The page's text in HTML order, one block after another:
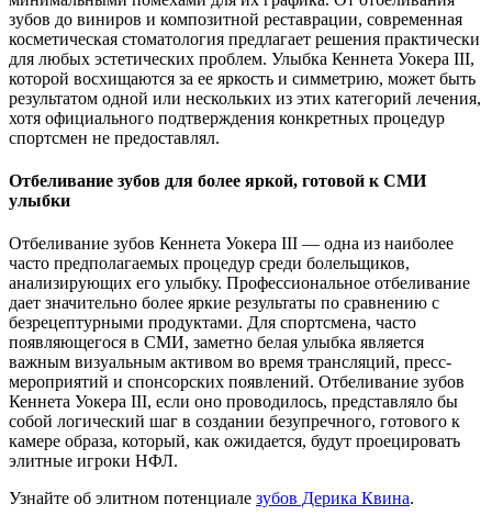
зубов до виниров и композитной реставрации, современная
косметическая стоматология предлагает решения практически
для любых эстетических проблем. Улыбка Кеннета Уокера III,
которой восхищаются за ее яркость и симметрию, может быть
результатом одной или нескольких из этих категорий лечения,
хотя официального подтверждения конкретных процедур
спортсмен не предоставлял.
Отбеливание зубов для более яркой, готовой к СМИ
улыбки
Отбеливание зубов Кеннета Уокера III — одна из наиболее
часто предполагаемых процедур среди болельщиков,
анализирующих его улыбку. Профессиональное отбеливание
дает значительно более яркие результаты по сравнению с
безрецептурными продуктами. Для спортсмена, часто
появляющегося в СМИ, заметно белая улыбка является
важным визуальным активом во время трансляций, пресс-
мероприятий и спонсорских появлений. Отбеливание зубов
Кеннета Уокера III, если оно проводилось, представляло бы
собой логический шаг в создании безупречного, готового к
камере образа, который, как ожидается, будут проецировать
элитные игроки НФЛ.
Узнайте об элитном потенциале зубов Дерика Квина.